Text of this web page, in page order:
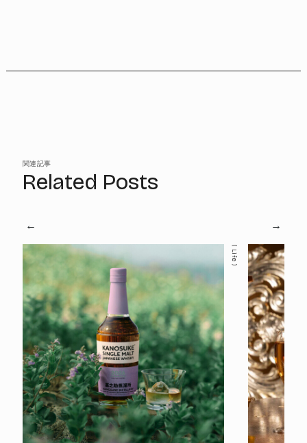
関連記事
Related Posts
Life